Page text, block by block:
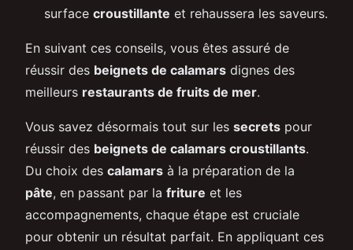
surface croustillante et rehaussera les saveurs.
En suivant ces conseils, vous êtes assuré de
réussir des beignets de calamars dignes des
meilleurs restaurants de fruits de mer.
Vous savez désormais tout sur les secrets pour
réussir des beignets de calamars croustillants.
Du choix des calamars à la préparation de la
pâte, en passant par la friture et les
accompagnements, chaque étape est cruciale
pour obtenir un résultat parfait. En appliquant ces